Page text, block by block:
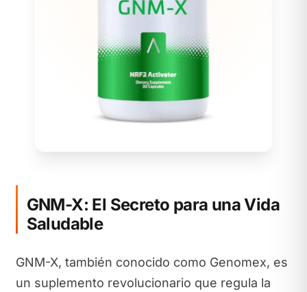
GNM-X: El Secreto para una Vida
Saludable
GNM-X, también conocido como Genomex, es
un suplemento revolucionario que regula la